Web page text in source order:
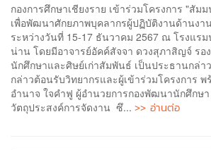
กองการศึกษาเชียงราย เข้าร่วมโครงการ "สัม
เพื่อพัฒนาศักยภาพบุคลากรผู้ปฏิบัติงานด้านงา
ระหว่างวันที่ 15-17 ธันวาคม 2567 ณ โรงแร
น่าน โดยมีอาจารย์อัคค์สัจจา ดวงสุภาสิญจ์ รอ
นักศึกษาและศิษย์เก่าสัมพันธ์ เป็นประธานกล่า
กล่าวต้อนรับวิทยากรและผู้เข้าร่วมโครงการ พ
อำนาจ ใจคำฟู ผู้อำนวยการกองพัฒนานักศึกษา
วัตถุประสงค์การจัดงาน ซึ... >> อ่านต่อ